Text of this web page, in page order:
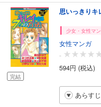
完結
思いっきりキ
少女・女性マ
女性マンガ
-
594円 (税込)
あらす